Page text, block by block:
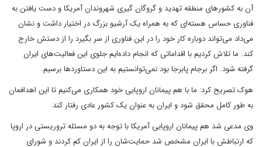
آن به کشورهای منطقه تهدید و گروگان گیری شهروندان آمریکا و دست یافتن به
فناوری حساس هسته‌ای که به همراه یک آرشیو بزرگ در اختیار داشت و نشان
می‌داد می‌تواند دوباره کار خود را در این فناوری از سر بگیرد را از دستش خارج
کند. ما تلاش کردیم با اقداماتی که انجام داده‌ایم جلوی این فعالیت‌های ایران
گرفته شود. اگر برجام پابرجا بود نمی‌توانستیم به این دستاوردها برسیم.
هوک تصریح کرد: ما با هم پیمانان اروپایی خود همکاری می‌کنیم تا این اهدافمان
به طور کامل محقق شود و ایران به عنوان یک کشور عادی رفتار کند.
وی مدعی شد هم پیمانان اروپایی آمریکا با توجه به دو مسئله تروریستی در اروپا
که ارتباطش با ایران مشخص شد حمایت‌شان را از ایران کم کردند و شورای